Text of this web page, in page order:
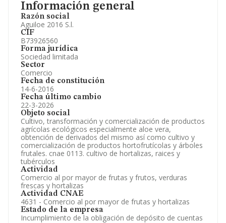
Información general
Razón social
Aguiloe 2016 S.l.
CIF
B73926560
Forma jurídica
Sociedad limitada
Sector
Comercio
Fecha de constitución
14-6-2016
Fecha último cambio
22-3-2026
Objeto social
Cultivo, transformación y comercialización de productos
agrícolas ecológicos especialmente aloe vera,
obtención de derivados del mismo así como cultivo y
comercialización de productos hortofrutícolas y árboles
frutales. cnae 0113. cultivo de hortalizas, raices y
tubérculos
Actividad
Comercio al por mayor de frutas y frutos, verduras
frescas y hortalizas
Actividad CNAE
4631 - Comercio al por mayor de frutas y hortalizas
Estado de la empresa
Incumplimiento de la obligación de depósito de cuentas